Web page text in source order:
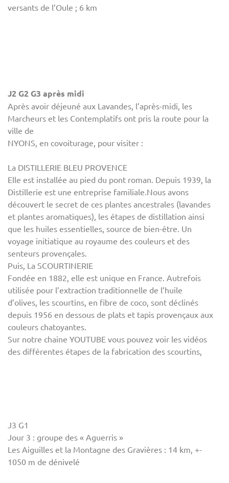
versants de l’Oule ; 6 km
J2 G2 G3 après midi
Après avoir déjeuné aux Lavandes, l’après-midi, les
Marcheurs et les Contemplatifs ont pris la route pour la
ville de
NYONS, en covoiturage, pour visiter :
La DISTILLERIE BLEU PROVENCE
Elle est installée au pied du pont roman. Depuis 1939, la
Distillerie est une entreprise familiale.Nous avons
découvert le secret de ces plantes ancestrales (lavandes
et plantes aromatiques), les étapes de distillation ainsi
que les huiles essentielles, source de bien-être. Un
voyage initiatique au royaume des couleurs et des
senteurs provençales.
Puis, La SCOURTINERIE
Fondée en 1882, elle est unique en France. Autrefois
utilisée pour l’extraction traditionnelle de l’huile
d’olives, les scourtins, en fibre de coco, sont déclinés
depuis 1956 en dessous de plats et tapis provençaux aux
couleurs chatoyantes.
Sur notre chaine YOUTUBE vous pouvez voir les vidéos
des différentes étapes de la fabrication des scourtins,
J3 G1
Jour 3 : groupe des « Aguerris »
Les Aiguilles et la Montagne des Gravières : 14 km, +-
1050 m de dénivelé